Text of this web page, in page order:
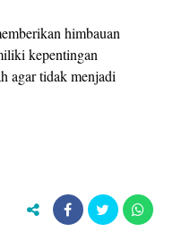
himbauan
kepentingan
agar tidak menjadi